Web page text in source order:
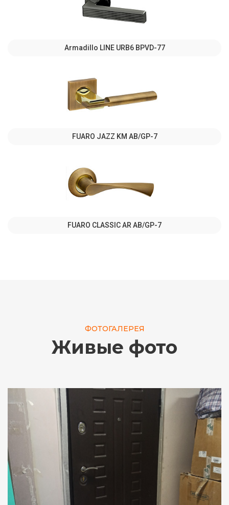
Armadillo LINE URB6 BPVD-77
FUARO JAZZ KM AB/GP-7
FUARO CLASSIC AR AB/GP-7
ФОТОГАЛЕРЕЯ
Живые фото